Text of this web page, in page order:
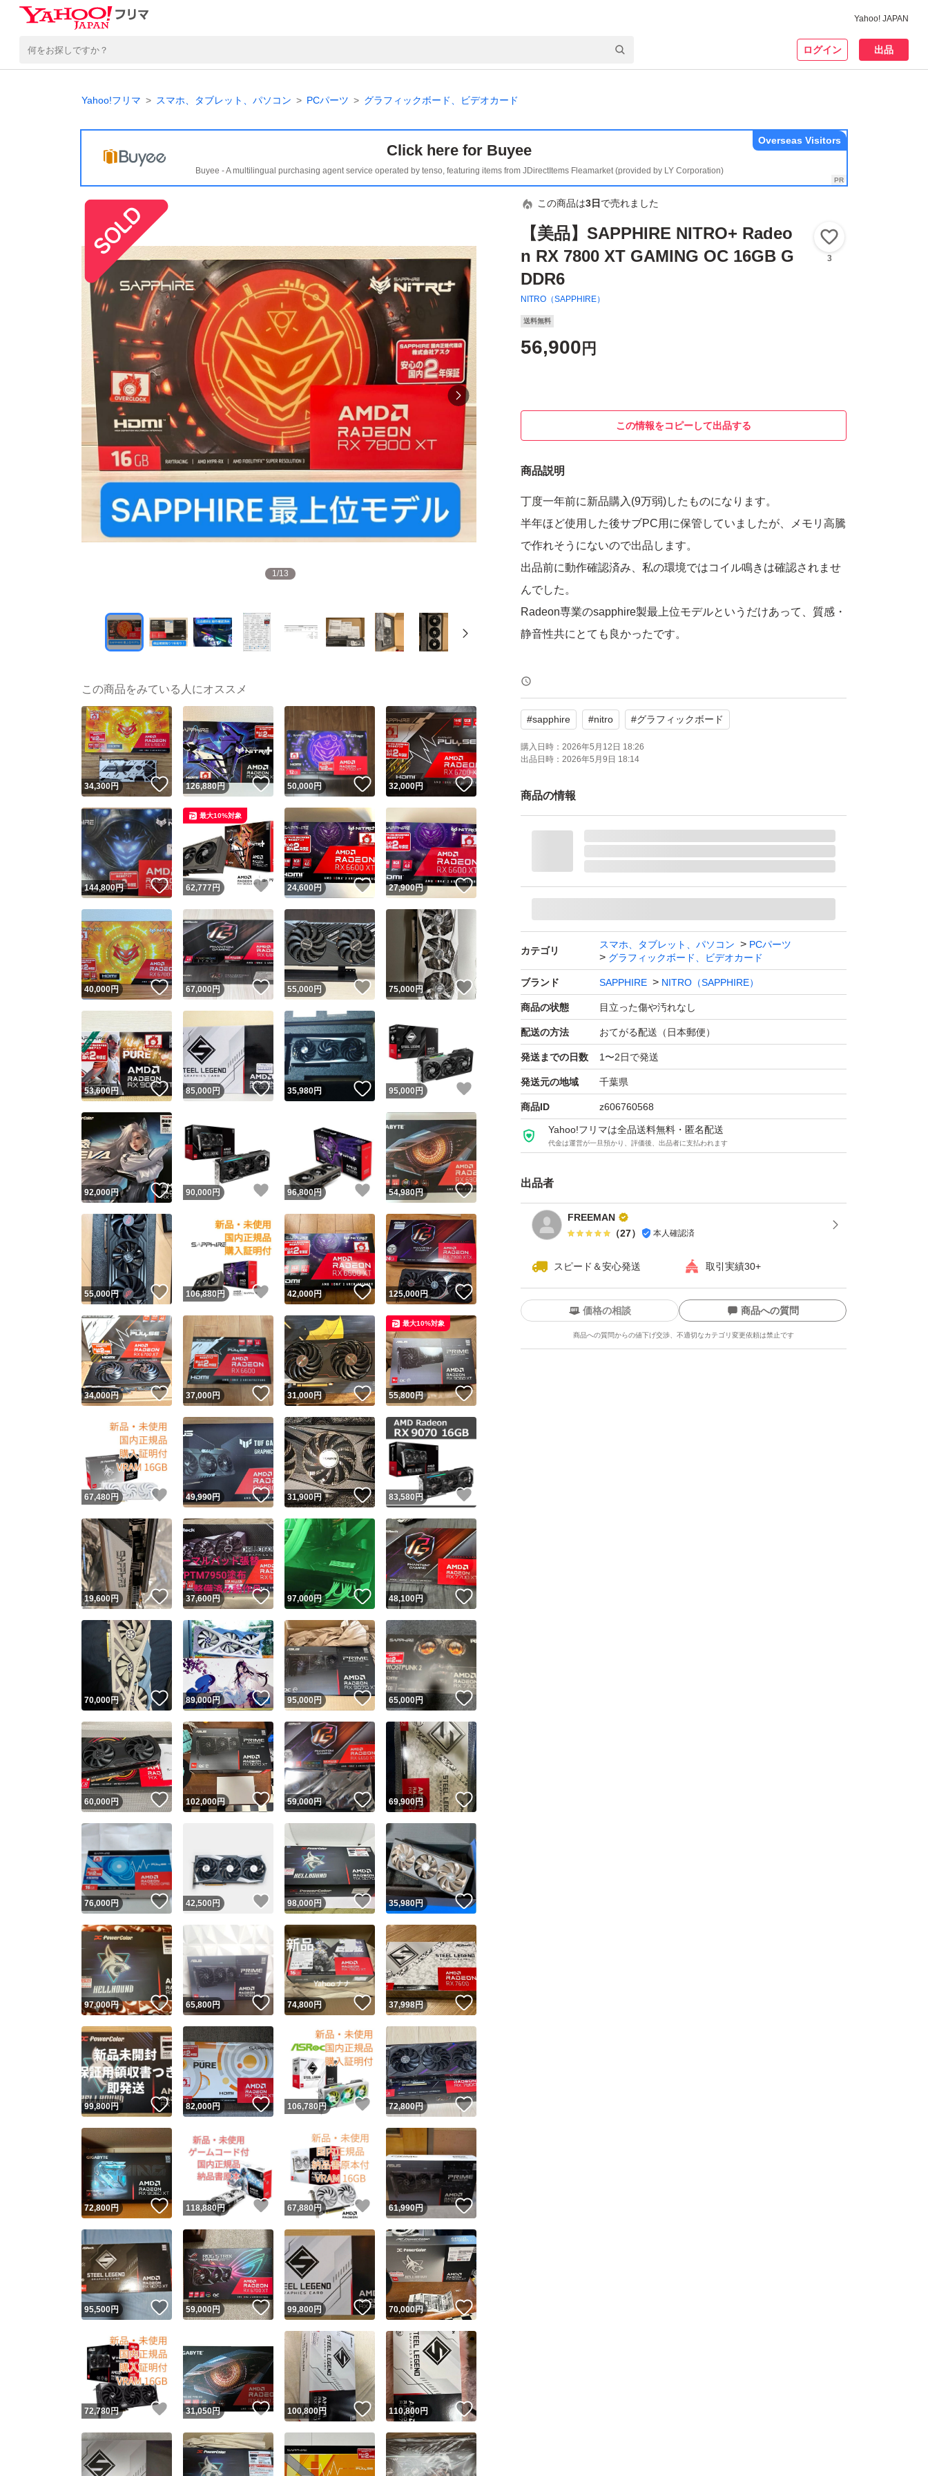
Yahoo! JAPAN
ログイン 出品
Yahoo!フリマ スマホ、タブレット、パソコン PCパーツ グラフィックボード、ビデオカード
Click here for Buyee
Buyee - A multilingual purchasing agent service operated by tenso, featuring items from JDirectItems Fleamarket (provided by LY Corporation)
Overseas Visitors
1/13
この商品は3日 で売れました
【美品】SAPPHIRE NITRO+ Radeo
n RX 7800 XT GAMING OC 16GB G
DDR6
NITRO（SAPPHIRE）
3
送料無料
56,900 円
この情報をコピーして出品する
商品説明
丁度一年前に新品購入(9万弱)したものになります。
半年ほど使用した後サブPC用に保管していましたが、メモリ高騰
で作れそうにないので出品します。
出品前に動作確認済み、私の環境ではコイル鳴きは確認されませ
んでした。
Radeon専業のsapphire製最上位モデルというだけあって、質感・
静音性共にとても良かったです。
６枚目以降の写真に載せているものが全てになります。
保証期間が約1年残っているので、個人情報に繋がる部分を黒塗
りした納品書をお付けします。
高額商品なのですり替え防止のため念のため梱包までの動画を残
しています。
元箱を段ボールに入れて発送します。
他でも出品中のため、急に終了する可能性があります。
Radeon RX 7800 XT GAMING OC 16GB GDDR6 AMD RADEON
#sapphire #nitro #グラフィックボード
購入日時： 2026年5月12日 18:26
出品日時： 2026年5月9日 18:14
商品の情報
カテゴリ
スマホ、タブレット、パソコン
PCパーツ
グラフィックボード、ビデオカード
ブランド SAPPHIRE NITRO（SAPPHIRE）
商品の状態 目立った傷や汚れなし
配送の方法 おてがる配送（日本郵便）
発送までの日数 1〜2日で発送
発送元の地域 千葉県
商品ID z606760568
Yahoo!フリマは全品送料無料・匿名配送
代金は運営が一旦預かり、評価後、出品者に支払われます
出品者
FREEMAN
（27） 本人確認済
スピード＆安心発送 取引実績30+
ユーザーの実績について
Yahoo!フリマが定めた一定の基準を満たしたユーザーにバッジを付与しています
安心取引出品者
安心取引出品者 Yahoo!フリマの基準をクリアした安心・安全なユーザーです
取引実績
取引実績◯+ このユーザーはYahoo!フリマの取引を完了させた実績があります
他フリマ実績◯+ このユーザーは他フリマサービスでの取引実績があります
スピード&安心発送
※このバッジは実績に基づく表示であり、発送を保証しているものではありません
スピード＆安心発送
このユーザーは高頻度で24時間以内＆設定した発送日数内に発送してい
ます
スピード発送 このユーザーは高頻度で24時間以内に発送しています
安心発送 このユーザーは設定した発送日数内に発送しています
価格の相談 商品への質問
商品への質問からの値下げ交渉、不適切なカテゴリ変更依頼は禁止です
この商品の情報をコピーします
商品画像の無断転載は禁止されています
コピーは1商品につき1回です
出品ページへ
キャンセル
この商品をみている人にオススメ
34,300円 いいね！
126,880 円 いいね！
50,000円 いいね！
32,000円 いいね！
144,800円 いいね！
62,777 円 いいね！
最大10%対象
24,600円 いいね！
27,900円 いいね！
40,000円 いいね！
67,000 円 いいね！
55,000円 いいね！
75,000円 いいね！
53,600円 いいね！
85,000円 いいね！
35,980円 いいね！
95,000 円
92,000円 いいね！
90,000 円 いいね！
96,800円 いいね！
54,980円 いいね！
55,000円 いいね！
106,880円 いいね！
42,000円 いいね！
125,000円 いいね！
34,000円 いいね！
37,000円 いいね！
31,000円 いいね！
55,800円 いいね！
最大10%対象
67,480円 いいね！
49,990円 いいね！
31,900円 いいね！
83,580 円
19,600円 いいね！
37,600円 いいね！
97,000円 いいね！
48,100円 いいね！
70,000円 いいね！
89,000円 いいね！
95,000円 いいね！
65,000円 いいね！
60,000円 いいね！
102,000円 いいね！
59,000円 いいね！
69,900円 いいね！
76,000円 いいね！
42,500 円 いいね！
98,000 円 いいね！
35,980円 いいね！
97,000円 いいね！
65,800円 いいね！
74,800円 いいね！
37,998円 いいね！
99,800円 いいね！
82,000円 いいね！
106,780円 いいね！
72,800円 いいね！
72,800円 いいね！
118,880円 いいね！
67,880円 いいね！
61,990円 いいね！
95,500円 いいね！
59,000円 いいね！
99,800円 いいね！
70,000円 いいね！
72,780円 いいね！
31,050円 いいね！
100,800円 いいね！
110,800円 いいね！